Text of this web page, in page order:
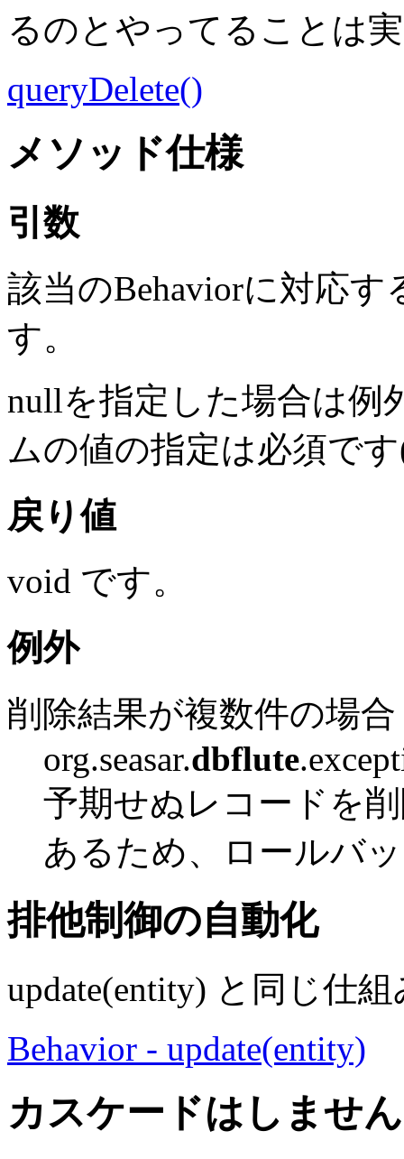
るのとやってることは
queryDelete()
メソッド仕様
引数
該当のBehaviorに対応
す。
nullを指定した場合は例
ムの値の指定は必須で
戻り値
void です。
例外
削除結果が複数件の場合
org.seasar.dbflute
予期せぬレコードを
あるため、ロールバ
排他制御の自動化
update(entity) と同じ仕
Behavior - update(entity)
カスケードはしません